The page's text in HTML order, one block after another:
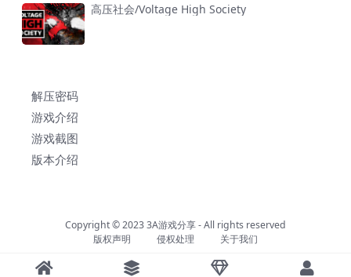
高压社会/Voltage High Society
解压密码
游戏介绍
游戏截图
版本介绍
Copyright © 20233A游戏分享- All rights reserved
版权声明
侵权处理 关于我们